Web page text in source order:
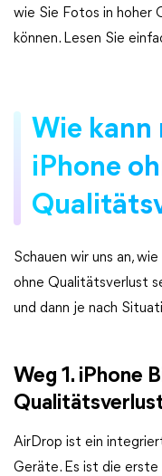
wie Sie Fotos in hoher
können. Lesen Sie
Wie kann
iPhone
Schauen wir uns an,
ohne Qualitätsverlust
und dann je nach
Weg 1. iPhone
AirDrop ist ein
Geräte. Es ist die erste